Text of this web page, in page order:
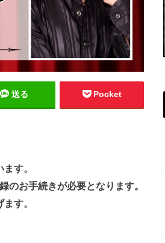
送る Pocket
す。
のお手続きが必要となります。
す。